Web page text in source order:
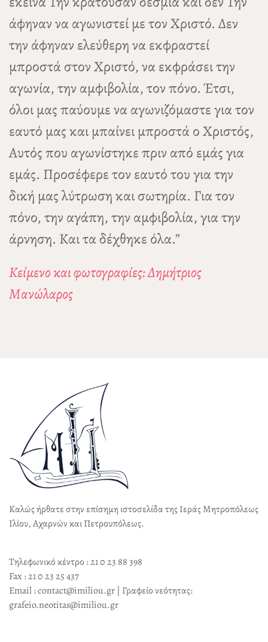
άφηναν να αγωνιστεί με τον Χριστό. Δεν
την άφηναν ελεύθερη να εκφραστεί
μπροστά στον Χριστό, να εκφράσει την
αγωνία, την αμφιβολία, τον πόνο. Έτσι,
όλοι μας παύουμε να αγωνιζόμαστε για τον
εαυτό μας και μπαίνει μπροστά ο Χριστός,
Αυτός που αγωνίστηκε πριν από εμάς για
εμάς. Προσέφερε τον εαυτό του για την
δική μας λύτρωση και σωτηρία. Για τον
πόνο, την αγάπη, την αμφιβολία, για την
άρνηση. Και τα δέχθηκε όλα.”
Κείμενο και φωτογραφίες: Δημήτριος
Μανώλαρος
Καλώς ήρθατε στην επίσημη ιστοσελίδα της Ιεράς Μητροπόλεως
Ιλίου, Αχαρνών και Πετρουπόλεως.
Τηλεφωνικό κέντρο : 21 0 23 88 398
Fax : 21 0 23 25 437
Email : contact@imiliou.gr | Γραφείο νεότητας:
grafeio.neotitas@imiliou.gr